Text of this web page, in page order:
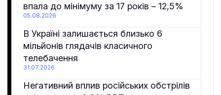
впала до мінімуму за 17 років – 12,5%
05.08.2026
В Україні залишається близько 6
мільйонів глядачів класичного
телебачення
31.07.2026
Негативний вплив російських обстрілів